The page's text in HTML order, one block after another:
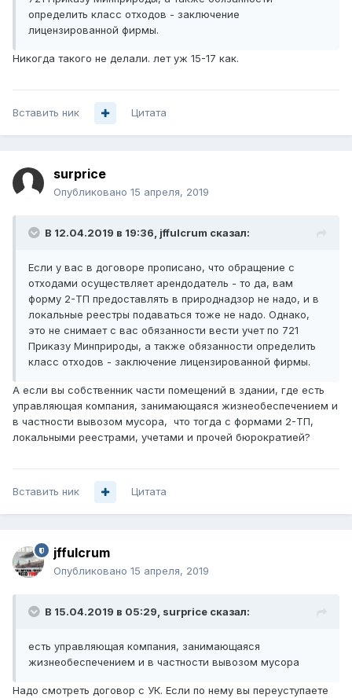
определить класс отходов - заключение
лицензированной фирмы.
Никогда такого не делали. лет уж 15-17 как.
Вставить ник Цитата
surprice
Опубликовано 15 апреля, 2019
В 12.04.2019 в 19:36, jffulcrum сказал:
Если у вас в договоре прописано, что обращение с
отходами осуществляет арендодатель - то да, вам
форму 2-ТП предоставлять в природнадзор не надо, и в
локальные реестры подаваться тоже не надо. Однако,
это не снимает с вас обязанности вести учет по 721
Приказу Минприроды, а также обязанности определить
класс отходов - заключение лицензированной фирмы.
А если вы собственник части помещений в здании, где есть
управляющая компания, занимающаяся жизнеобеспечением и
в частности вывозом мусора, что тогда с формами 2-ТП,
локальными реестрами, учетами и прочей бюрократией?
Вставить ник Цитата
jffulcrum
Опубликовано 15 апреля, 2019
В 15.04.2019 в 05:29, surprice сказал:
есть управляющая компания, занимающаяся
жизнеобеспечением и в частности вывозом мусора
Надо смотреть договор с УК. Если по нему вы переуступаете